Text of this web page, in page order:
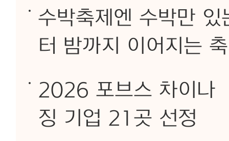
수박축제엔 수박만
터 밤까지 이어지는
2026 포브스 차이
징 기업 21곳 선정